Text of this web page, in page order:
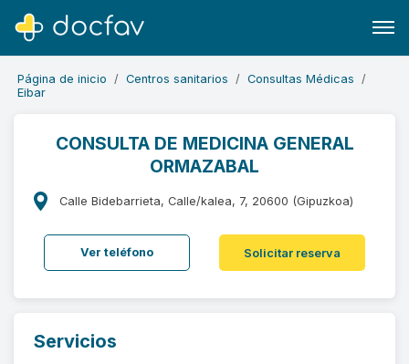
Buscar
Software para clínicas
Soporte
¿Eres un doctor?
Página de inicio Centros sanitarios
Consultas Médicas
Eibar
CONSULTA DE MEDICINA GENERAL
ORMAZABAL
Calle Bidebarrieta, Calle/kalea, 7, 20600 (Gipuzkoa)
Ver teléfono Solicitar reserva
Servicios